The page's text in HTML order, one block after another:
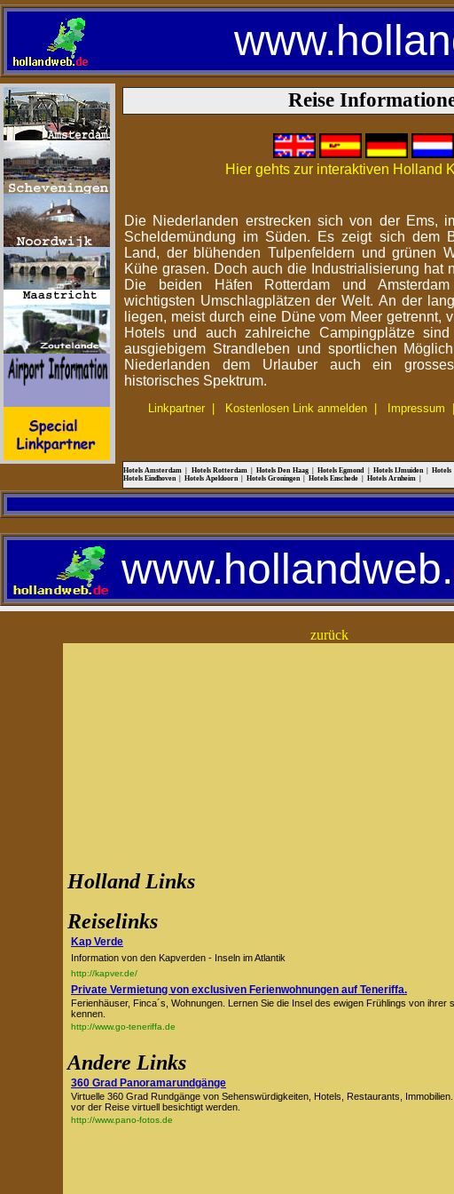
Die Niederlanden erstrecken sich von der Ems,
Scheldemündung im Süden. Es zeigt sich dem
Land, der blühenden Tulpenfeldern und grünen
Kühe grasen. Doch auch die Industrialisierung hat
Die beiden Häfen Rotterdam und
wichtigsten Umschlagplätzen der Welt. An der
liegen, meist durch eine Düne vom Meer getrennt,
Hotels und auch zahlreiche Campingplätze sind
ausgiebigem Strandleben und sportlichen
Niederlanden dem Urlauber auch ein
historisches Spektrum.
Reise
Hier gehts zur interaktiven Holland
Hotels Amsterdam Hotels Rotterdam|Hotels Den Haag|Hotels Egmond| Hotels IJmuiden|Hotels
Hotels Eindhoven| Hotels Apeldoorn| Hotels Groningen| Hotels Enschede Hotels Arnheim
Linkpartner Kostenlosen Link anmelden Impressum
www.hollandweb.
zurück
Holland Links
Reiselinks
Kap Verde
Information von den Kapverden - Inseln im Atlantik
http://kapver.de/
Private Vermietung von exclusiven Ferienwohnungen auf Teneriffa.
Ferienhäuser, Finca´s, Wohnungen. Lernen Sie die Insel des ewigen Frühlings von ihrer
kennen.
http://www.go-teneriffa.de
Andere Links
360 Grad Panoramarundgänge
Virtuelle 360 Grad Rundgänge von Sehenswürdigkeiten, Hotels, Restaurants,
vor der Reise virtuell besichtigt werden.
http://www.pano-fotos.de